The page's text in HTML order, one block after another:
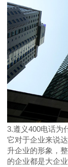
3.遵义400电话为
它对于企业来说
升企业的形象，
的企业都是大企